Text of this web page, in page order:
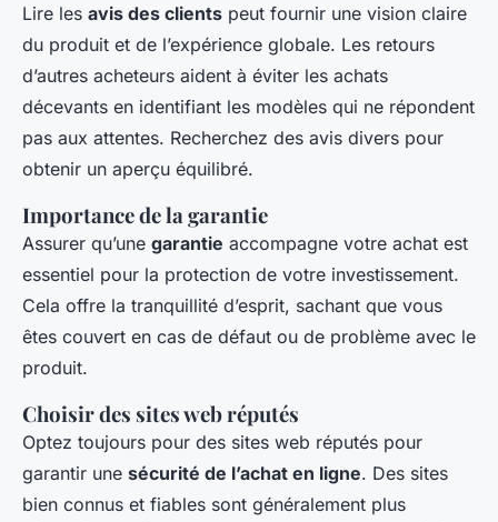
Lire les avis des clients peut fournir une vision claire
du produit et de l’expérience globale. Les retours
d’autres acheteurs aident à éviter les achats
décevants en identifiant les modèles qui ne répondent
pas aux attentes. Recherchez des avis divers pour
obtenir un aperçu équilibré.
Importance de la garantie
Assurer qu’une garantie accompagne votre achat est
essentiel pour la protection de votre investissement.
Cela offre la tranquillité d’esprit, sachant que vous
êtes couvert en cas de défaut ou de problème avec le
produit.
Choisir des sites web réputés
Optez toujours pour des sites web réputés pour
garantir une sécurité de l’achat en ligne. Des sites
bien connus et fiables sont généralement plus